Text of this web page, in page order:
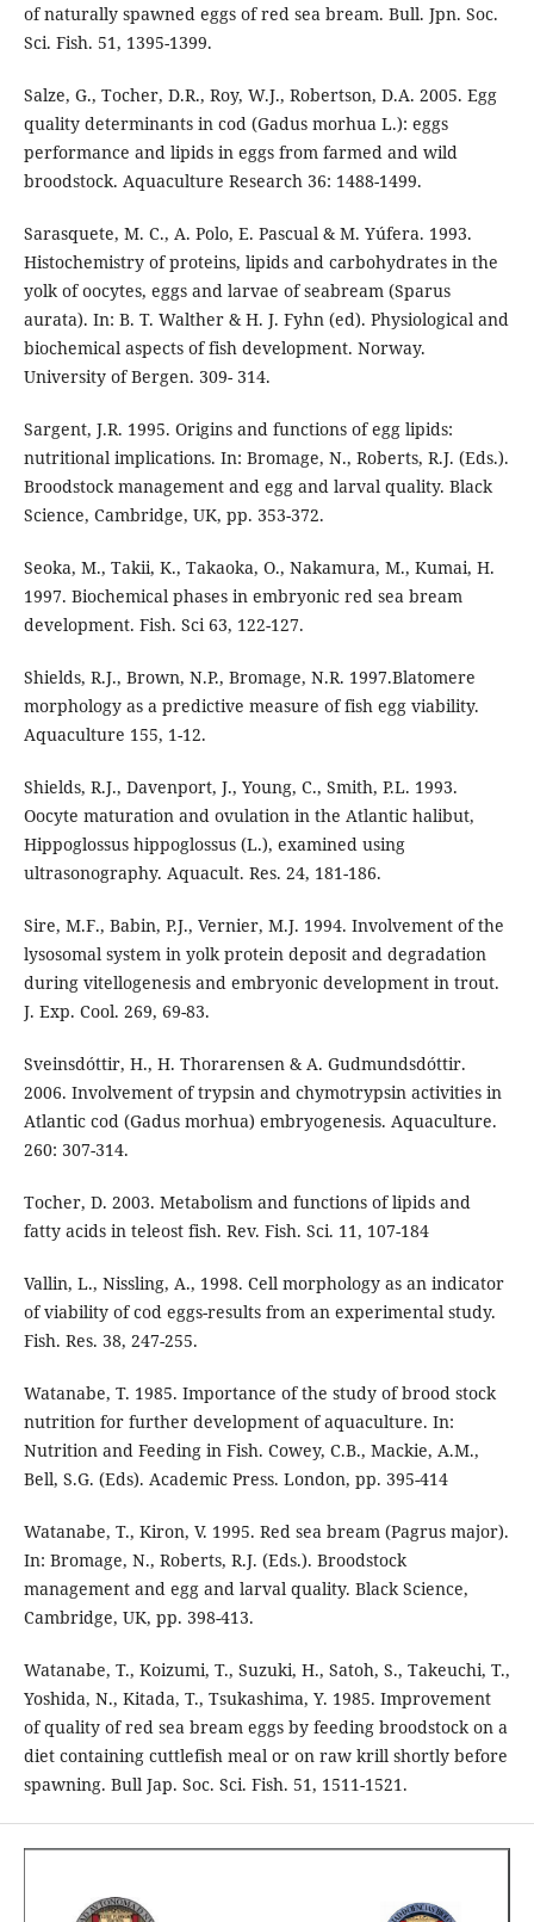
of naturally spawned eggs of red sea bream. Bull. Jpn. Soc.
Sci. Fish. 51, 1395-1399.
Salze, G., Tocher, D.R., Roy, W.J., Robertson, D.A. 2005. Egg
quality determinants in cod (Gadus morhua L.): eggs
performance and lipids in eggs from farmed and wild
broodstock. Aquaculture Research 36: 1488-1499.
Sarasquete, M. C., A. Polo, E. Pascual & M. Yúfera. 1993.
Histochemistry of proteins, lipids and carbohydrates in the
yolk of oocytes, eggs and larvae of seabream (Sparus
aurata). In: B. T. Walther & H. J. Fyhn (ed). Physiological and
biochemical aspects of fish development. Norway.
University of Bergen. 309- 314.
Sargent, J.R. 1995. Origins and functions of egg lipids:
nutritional implications. In: Bromage, N., Roberts, R.J. (Eds.).
Broodstock management and egg and larval quality. Black
Science, Cambridge, UK, pp. 353-372.
Seoka, M., Takii, K., Takaoka, O., Nakamura, M., Kumai, H.
1997. Biochemical phases in embryonic red sea bream
development. Fish. Sci 63, 122-127.
Shields, R.J., Brown, N.P., Bromage, N.R. 1997.Blatomere
morphology as a predictive measure of fish egg viability.
Aquaculture 155, 1-12.
Shields, R.J., Davenport, J., Young, C., Smith, P.L. 1993.
Oocyte maturation and ovulation in the Atlantic halibut,
Hippoglossus hippoglossus (L.), examined using
ultrasonography. Aquacult. Res. 24, 181-186.
Sire, M.F., Babin, P.J., Vernier, M.J. 1994. Involvement of the
lysosomal system in yolk protein deposit and degradation
during vitellogenesis and embryonic development in trout.
J. Exp. Cool. 269, 69-83.
Sveinsdóttir, H., H. Thorarensen & A. Gudmundsdóttir.
2006. Involvement of trypsin and chymotrypsin activities in
Atlantic cod (Gadus morhua) embryogenesis. Aquaculture.
260: 307-314.
Tocher, D. 2003. Metabolism and functions of lipids and
fatty acids in teleost fish. Rev. Fish. Sci. 11, 107-184
Vallin, L., Nissling, A., 1998. Cell morphology as an indicator
of viability of cod eggs-results from an experimental study.
Fish. Res. 38, 247-255.
Watanabe, T. 1985. Importance of the study of brood stock
nutrition for further development of aquaculture. In:
Nutrition and Feeding in Fish. Cowey, C.B., Mackie, A.M.,
Bell, S.G. (Eds). Academic Press. London, pp. 395-414
Watanabe, T., Kiron, V. 1995. Red sea bream (Pagrus major).
In: Bromage, N., Roberts, R.J. (Eds.). Broodstock
management and egg and larval quality. Black Science,
Cambridge, UK, pp. 398-413.
Watanabe, T., Koizumi, T., Suzuki, H., Satoh, S., Takeuchi, T.,
Yoshida, N., Kitada, T., Tsukashima, Y. 1985. Improvement
of quality of red sea bream eggs by feeding broodstock on a
diet containing cuttlefish meal or on raw krill shortly before
spawning. Bull Jap. Soc. Sci. Fish. 51, 1511-1521.